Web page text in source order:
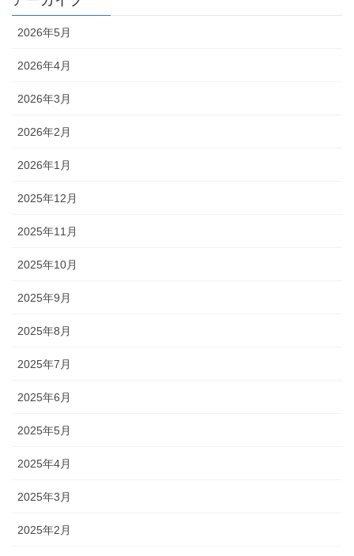
2026年5月
2026年4月
2026年3月
2026年2月
2026年1月
2025年12月
2025年11月
2025年10月
2025年9月
2025年8月
2025年7月
2025年6月
2025年5月
2025年4月
2025年3月
2025年2月